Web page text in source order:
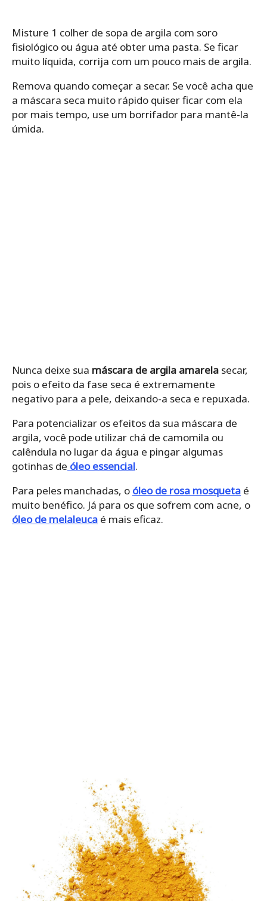
Misture 1 colher de sopa de argila com soro
fisiológico ou água até obter uma pasta. Se ficar
muito líquida, corrija com um pouco mais de argila.
Remova quando começar a secar. Se você acha que
a máscara seca muito rápido quiser ficar com ela
por mais tempo, use um borrifador para mantê-la
úmida.
Nunca deixe sua máscara de argila amarela secar,
pois o efeito da fase seca é extremamente
negativo para a pele, deixando-a seca e repuxada.
Para potencializar os efeitos da sua máscara de
argila, você pode utilizar chá de camomila ou
calêndula no lugar da água e pingar algumas
gotinhas de óleo essencial.
Para peles manchadas, o óleo de rosa mosqueta é
muito benéfico. Já para os que sofrem com acne, o
óleo de melaleuca é mais eficaz.